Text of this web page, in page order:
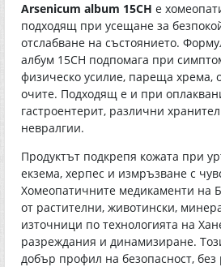
Arsenicum album 15СН е
подходящ при усещане за
отслабване на състоянието.
албум 15СН подпомага при
физическо усилие, пареща хрема,
очите. Подходящ е и при
гастроентерит, различни
невралгии.
Продуктът подкрепя кожата при
екзема, херпес и измръзване с
Хомеопатичните медикаменти на
от растителни, животински,
източници по технологията на
разреждания и динамизиране.
добър профил на безопасност,